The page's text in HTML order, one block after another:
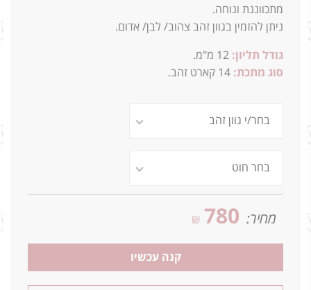
מתכווננת ונוחה.
ניתן להזמין בגוון זהב צהוב/ לבן/ אדום.
גודל תליון: 12 מ"מ.
סוג מתכת: 14 קארט זהב.
מחיר: 780
₪
קנה עכשיו